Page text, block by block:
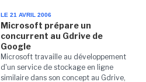
LE 21 AVRIL 2006
Microsoft prépare un
concurrent au Gdrive de
Google
Microsoft travaille au développement
d'un service de stockage en ligne
similaire dans son concept au Gdrive,